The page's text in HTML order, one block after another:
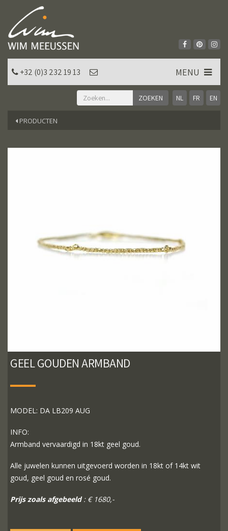
NL FR EN
+32 (0)3 232 19 13 MENU
PRODUCTEN
GEEL GOUDEN ARMBAND
MODEL: DA LB209 AUG
INFO:
Armband vervaardigd in 18kt geel goud.
Alle juwelen kunnen uitgevoerd worden in 18kt of 14kt wit
goud, geel goud en rosé goud.
Prijs zoals afgebeeld: € 1680,-